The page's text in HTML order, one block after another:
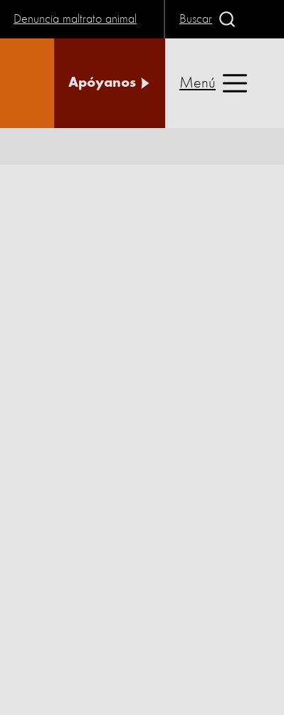
Denuncia maltrato animal Buscar
Apóyanos Menú